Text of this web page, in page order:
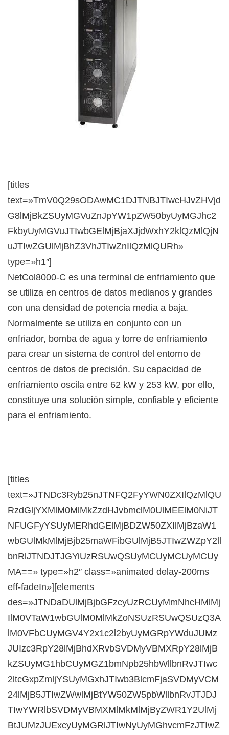
[titles
text=»TmV0Q29sODAwMC1DJTNBJTIwcHJvZHVjd
G8lMjBkZSUyMGVuZnJpYW1pZW50byUyMGJhc2
FkbyUyMGVuJTIwbGElMjBjaXJjdWxhY2klQzMlQjN
uJTIwZGUlMjBhZ3VhJTIwZnIlQzMlQURh»
type=»h1″]
NetCol8000-C es una terminal de enfriamiento que
se utiliza en centros de datos medianos y grandes
con una densidad de potencia media a baja.
Normalmente se utiliza en conjunto con un
enfriador, bomba de agua y torre de enfriamiento
para crear un sistema de control del entorno de
centros de datos de precisión. Su capacidad de
enfriamiento oscila entre 62 kW y 253 kW, por ello,
constituye una solución simple, confiable y eficiente
para el enfriamiento.
[titles
text=»JTNDc3Ryb25nJTNFQ2FyYWN0ZXIlQzMlQU
RzdGljYXMlM0MlMkZzdHJvbmclM0UlMEElM0NiJT
NFUGFyYSUyMERhdGElMjBDZW50ZXIlMjBzaW1
wbGUlMkMlMjBjb25maWFibGUlMjB5JTIwZWZpY2ll
bnRlJTNDJTJGYiUzRSUwQSUyMCUyMCUyMCUy
MA==» type=»h2″ class=»animated delay-200ms
eff-fadeIn»][elements
des=»JTNDaDUlMjBjbGFzcyUzRCUyMmNhcHMlMj
IlM0VTaW1wbGUlM0MlMkZoNSUzRSUwQSUzQ3A
lM0VFbCUyMGV4Y2x1c2l2byUyMGRpYWduJUMz
JUIzc3RpY28lMjBhdXRvbSVDMyVBMXRpY28lMjB
kZSUyMG1hbCUyMGZ1bmNpb25hbWllbnRvJTIwc
2ltcGxpZmljYSUyMGxhJTIwb3BlcmFjaSVDMyVCM
24lMjB5JTIwZWwlMjBtYW50ZW5pbWllbnRvJTJDJ
TIwYWRlbSVDMyVBMXMlMkMlMjByZWR1Y2UlMj
BtJUMzJUExcyUyMGRlJTIwNyUyMGhvcmFzJTIwZ